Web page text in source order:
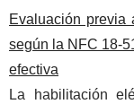
Evaluación previa
según la NFC
efectiva
La habilitación